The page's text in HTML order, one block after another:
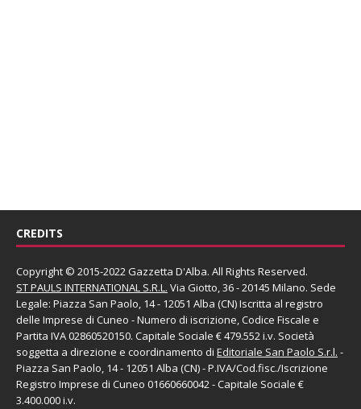
CREDITS
Copyright © 2015-2022 Gazzetta D'Alba. All Rights Reserved.
ST PAULS INTERNATIONAL S.R.L. Via Giotto, 36 - 20145 Milano. Sede
Legale: Piazza San Paolo, 14 - 12051 Alba (CN) Iscritta al registro
delle Imprese di Cuneo - Numero di iscrizione, Codice Fiscale e
Partita IVA 02860520150. Capitale Sociale € 479.552 i.v. Società
soggetta a direzione e coordinamento di Editoriale San Paolo S.r.l. -
Piazza San Paolo, 14 - 12051 Alba (CN) - P.IVA/Cod.fisc./Iscrizione
Registro Imprese di Cuneo 01660660042 - Capitale Sociale €
3.400.000 i.v.